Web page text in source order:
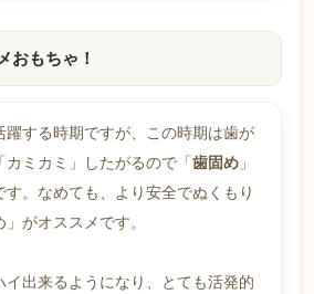
おもちゃ！
躍する時期ですが、この時期は歯が
カミカミ」したがるので「歯固め 」
。なめても、より安全でぬくもり
がオススメです。
イ出来るようになり、とても活発的